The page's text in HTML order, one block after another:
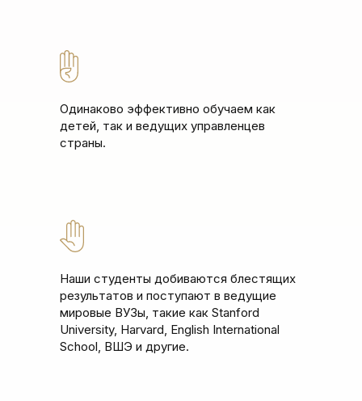
Одинаково эффективно обучаем как
детей, так и ведущих управленцев
страны.
Наши студенты добиваются блестящих
результатов и поступают в ведущие
мировые ВУЗы, такие как Stanford
University, Harvard, English International
School, ВШЭ и другие.